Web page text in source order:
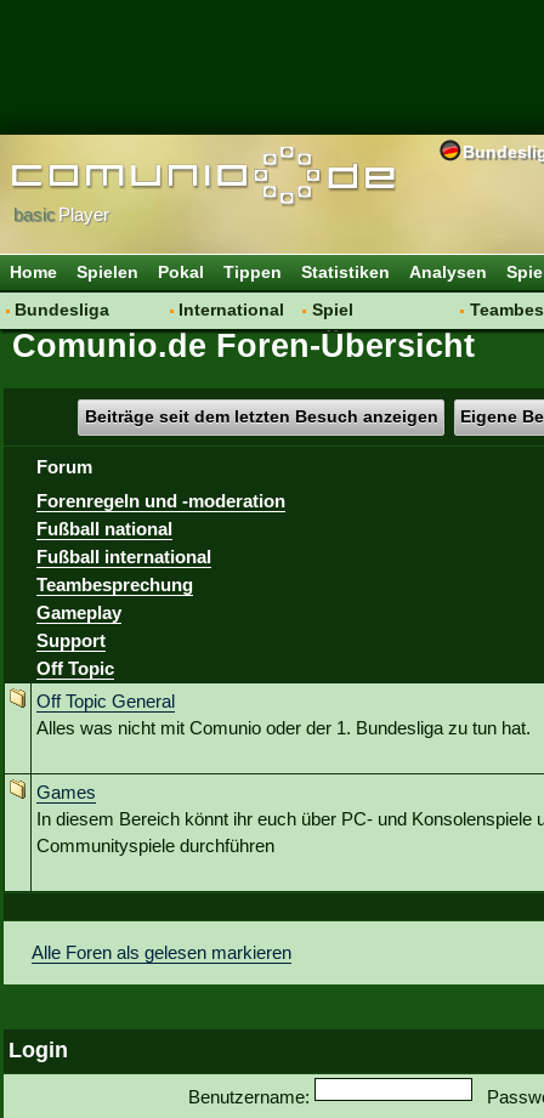
basicPlayer
Home Spielen Pokal Tippen Statistiken Analysen
Bundesliga
Hot News
Spielanalyse
Vereinsdiskussion
Vereinsfragen
International
Vereine
Spiel
Regeln & Tipps
Comunio.de Foren-Übersicht
Beiträge seit dem letzten Besuch anzeigen Eigene
Forum
Forenregeln und -moderation
Fußball national
Fußball international
Teambesprechung
Gameplay
Support
Off Topic
Off Topic General
Alles was nicht mit Comunio oder der 1. Bundesliga zu tun hat.
Games
In diesem Bereich könnt ihr euch über PC- und Konsolenspiele
Communityspiele durchführen
Alle Foren als gelesen markieren
Login
Benutzername: